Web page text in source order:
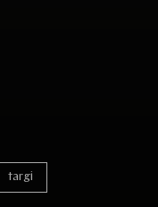
targi